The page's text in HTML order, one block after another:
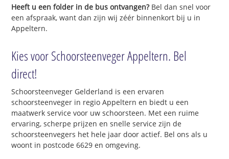
Heeft u een folder in de bus ontvangen?Bel dan snel voor
een afspraak, want dan zijn wij zéér binnenkort bij u in
Appeltern.
Kies voor Schoorsteenveger Appeltern. Bel
direct!
Schoorsteenveger Gelderland is een ervaren
schoorsteenveger in regio Appeltern en biedt u een
maatwerk service voor uw schoorsteen. Met een ruime
ervaring, scherpe prijzen en snelle service zijn de
schoorsteenvegers het hele jaar door actief. Bel ons als u
woont in postcode 6629 en omgeving.